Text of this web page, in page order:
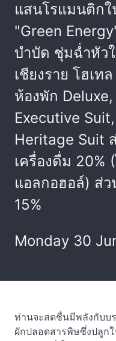
แสนโรแมนติกใ
"Green
บำบัด ชุ่มฉ่ำหัวใ
เชียงราย โฮเ
ห้องพัก
Executive
Heritage Suit
เครื่องดื่ม 20%
แอลกอฮอล์) ส่
15%
Monday 30
ท่านจะสดชื่นมีพลังกับบ
ผักปลอดสารพิษซึ่งปลูก